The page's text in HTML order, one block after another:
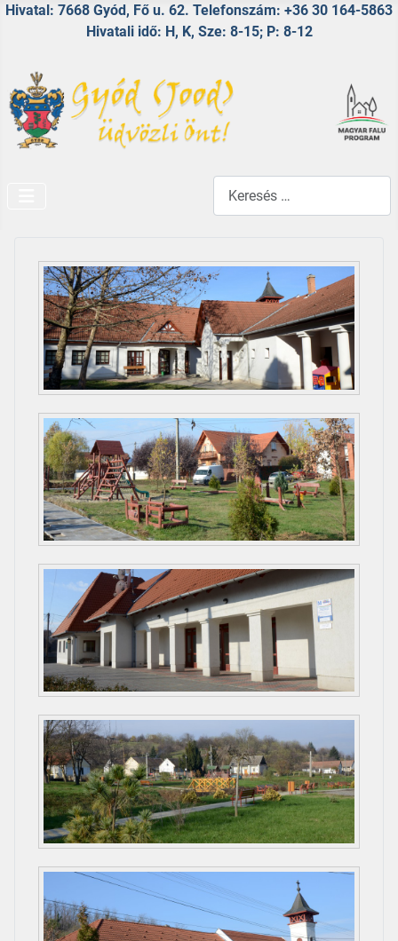
Hivatal: 7668 Gyód, Fő u. 62. Telefonszám: +36 30 164-5863
Hivatali idő: H, K, Sze: 8-15; P: 8-12